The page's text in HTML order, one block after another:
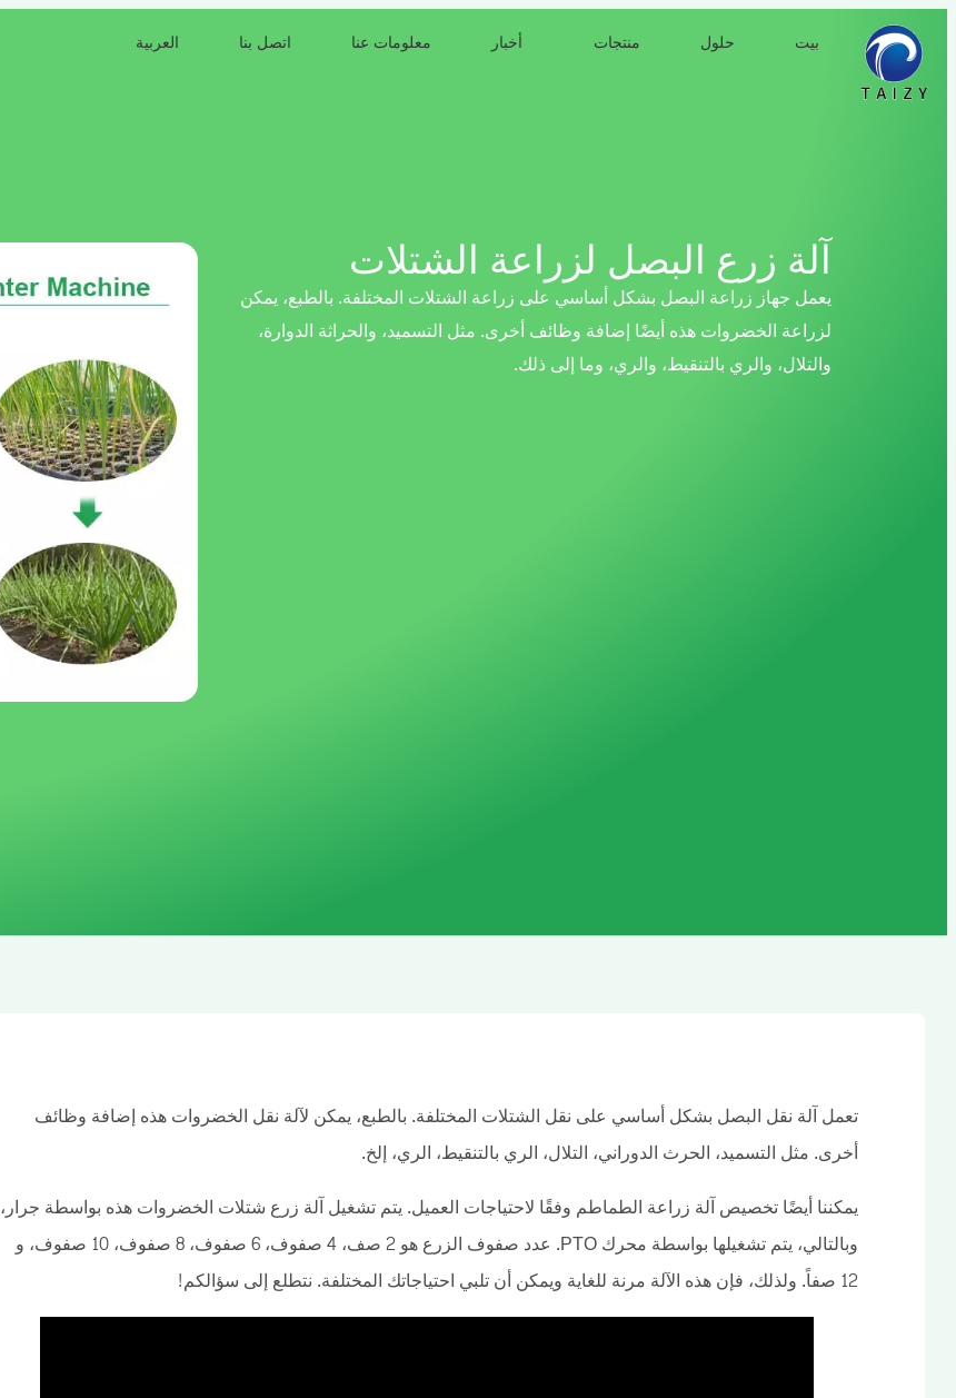
بيت حلول منتجات أخبار معلومات عنا اتصل بنا العربية
آلة زرع البصل لزراعة الشتلات
يعمل جهاز زراعة البصل بشكل أساسي على زراعة الشتلات المختلفة. بالطبع، يمكن
لزراعة الخضروات هذه أيضًا إضافة وظائف أخرى. مثل التسميد، والحراثة الدوارة،
والتلال، والري بالتنقيط، والري، وما إلى ذلك.
تعمل آلة نقل البصل بشكل أساسي على نقل الشتلات المختلفة. بالطبع، يمكن لآلة نقل الخضروات هذه إضافة وظائف
أخرى. مثل التسميد، الحرث الدوراني، التلال، الري بالتنقيط، الري، إلخ.
يمكننا أيضًا تخصيص آلة زراعة الطماطم وفقًا لاحتياجات العميل. يتم تشغيل آلة زرع شتلات الخضروات هذه بواسطة جرار،
وبالتالي، يتم تشغيلها بواسطة محرك PTO. عدد صفوف الزرع هو 2 صف، 4 صفوف، 6 صفوف، 8 صفوف، 10 صفوف، و
12 صفاً. ولذلك، فإن هذه الآلة مرنة للغاية ويمكن أن تلبي احتياجاتك المختلفة. نتطلع إلى سؤالكم!